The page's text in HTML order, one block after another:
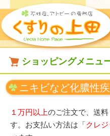
ショッピングメニュ
ニキビなど化膿性
１万円以上のご注文で、送
す。お支払い方法は「クレ